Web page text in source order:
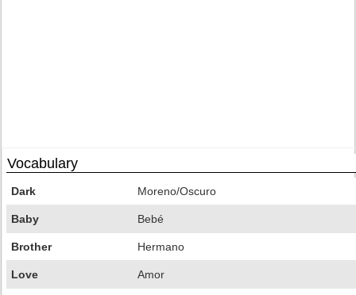
Vocabulary
Dark Moreno/Oscuro
Baby Bebé
Brother Hermano
Love Amor